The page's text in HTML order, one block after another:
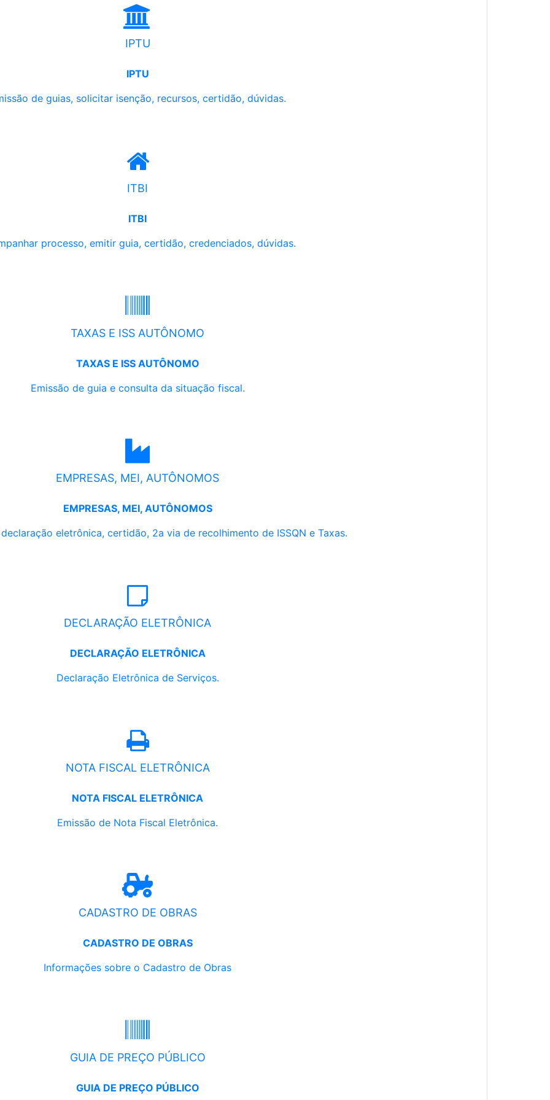
IPTU
IPTU
de guias, solicitar isenção, recursos, certidão, dúvidas.
ITBI
ITBI
processo, emitir guia, certidão, credenciados, dúvidas.
TAXAS E ISS AUTÔNOMO
TAXAS E ISS AUTÔNOMO
Emissão de guia e consulta da situação fiscal.
EMPRESAS, MEI, AUTÔNOMOS
EMPRESAS, MEI, AUTÔNOMOS
eletrônica, certidão, 2a via de recolhimento de ISSQN e Taxas.
DECLARAÇÃO ELETRÔNICA
DECLARAÇÃO ELETRÔNICA
Declaração Eletrônica de Serviços.
NOTA FISCAL ELETRÔNICA
NOTA FISCAL ELETRÔNICA
Emissão de Nota Fiscal Eletrônica.
CADASTRO DE OBRAS
CADASTRO DE OBRAS
Informações sobre o Cadastro de Obras
GUIA DE PREÇO PÚBLICO
GUIA DE PREÇO PÚBLICO